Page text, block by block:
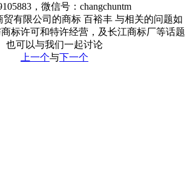
，微信号：changchuntm
贸有限公司的商标 百裕丰 与相关的问题如
标许可和特许经营，及长江商标厂等话题
也可以与我们一起讨论
上一个与下一个